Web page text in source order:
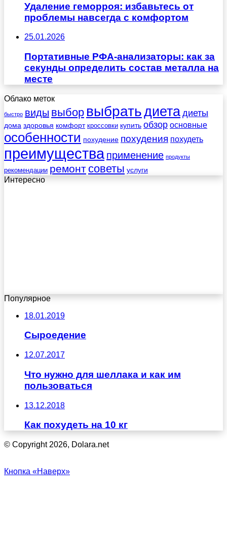
Удаление геморроя: избавьтесь от
проблемы навсегда с комфортом
25.01.2026
Портативные РФА-анализаторы: как за
секунды определить состав металла на
месте
Облако меток
быстро виды выбор выбратьдиета диеты
дома здоровья комфорт кроссовки купить обзор основные
особенности похудение похудения похудеть
преимущества применение продукты
рекомендации ремонт советы услуги
Интересно
Популярное
18.01.2019
Сыроедение
12.07.2017
Что нужно для шеллака и как им
пользоваться
13.12.2018
Как похудеть на 10 кг
© Copyright 2026, Dolara.net
Кнопка «Наверх»